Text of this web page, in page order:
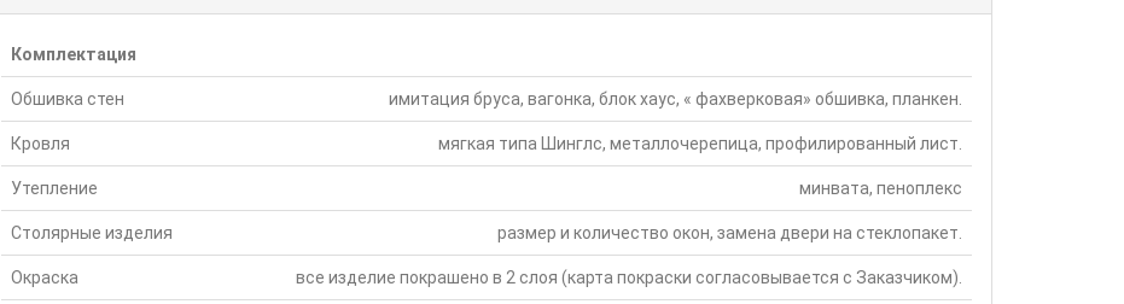
Комплектация
Обшивка стен имитация бруса, вагонка, блок хаус, « фахверковая» обшивка, планкен.
Кровля мягкая типа Шинглс, металлочерепица, профилированный лист.
Утепление минвата, пеноплекс
Столярные изделия размер и количество окон, замена двери на стеклопакет.
Окраска все изделие покрашено в 2 слоя (карта покраски согласовывается с Заказчиком).